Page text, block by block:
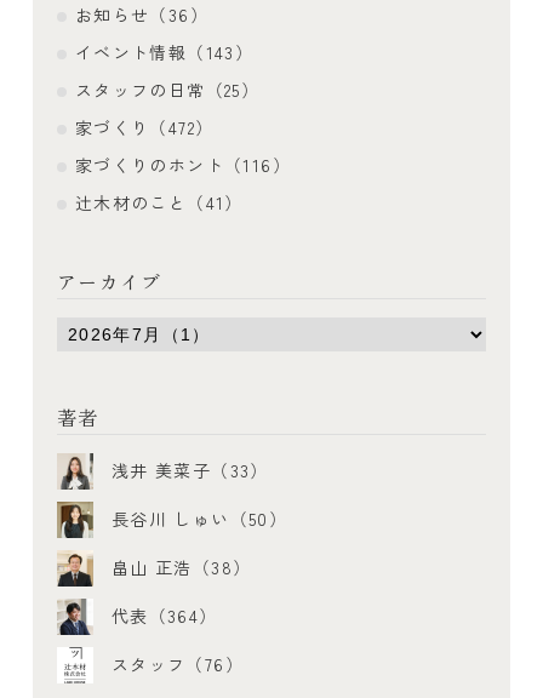
お知らせ（36）
イベント情報（143）
スタッフの日常（25）
家づくり（472）
家づくりのホント（116）
辻木材のこと（41）
アーカイブ
著者
浅井 美菜子（33）
長谷川 しゅい（50）
畠山 正浩（38）
代表（364）
スタッフ（76）